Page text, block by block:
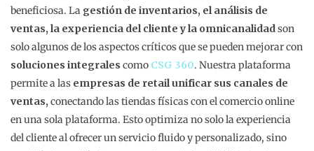
beneficiosa. La gestión de inventarios, el análisis de
ventas, la experiencia del cliente y la omnicanalidadson
solo algunos de los aspectos críticos que se pueden mejorar con
soluciones integrales como CSG 360. Nuestra plataforma
permite a las empresas de retail unificar sus canales de
ventas, conectando las tiendas físicas con el comercio online
en una sola plataforma. Esto optimiza no solo la experiencia
del cliente al ofrecer un servicio fluido y personalizado, sino